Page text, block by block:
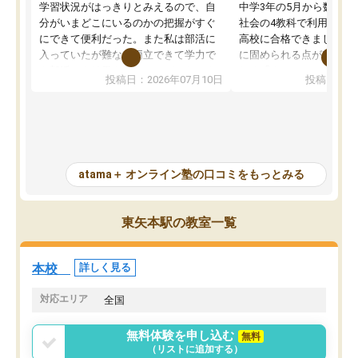
学習状況がはっきりとみえるので、自
分がいまどこにいるのかの把握がすぐ
にできて便利だった。また私は部活に
入っていたが難なく両立できて学力で
も部活でも結果を残すことができてよ
かった。また問題演習の際に、自分が
が、自分で自分の管理ができない人に
とっては難しい部分もあるのではない
かと思った。
投稿日：2026年07月10日
中学3年の5月から数学・
社会の4教科で利用し、
高校に合格できました。
に固められる点が魅力で
項目のおかげで、手軽
元数が可視化されるので
しながら意欲的に取り組
常に効果を実感している
すめできる塾です。
投稿日：
atama＋ オンライン塾の口コミをもっとみる
東矢本駅の教室一覧
本校 詳しく見る
対応エリア 全国
無料体験を申し込む
無料
（リストに追加する）